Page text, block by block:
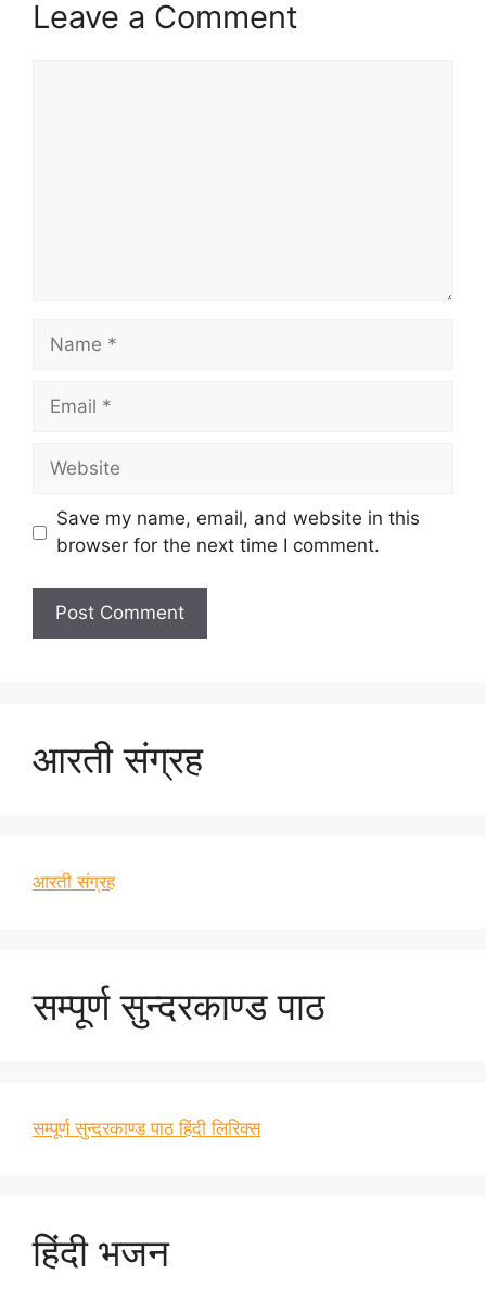
Leave a Comment
Name
Email
Website
Save my name, email, and website in this
browser for the next time I comment.
आरती संग्रह
आरती संग्रह
सम्पूर्ण सुन्दरकाण्ड पाठ
सम्पूर्ण सुन्दरकाण्ड पाठ हिंदी लिरिक्स
हिंदी भजन